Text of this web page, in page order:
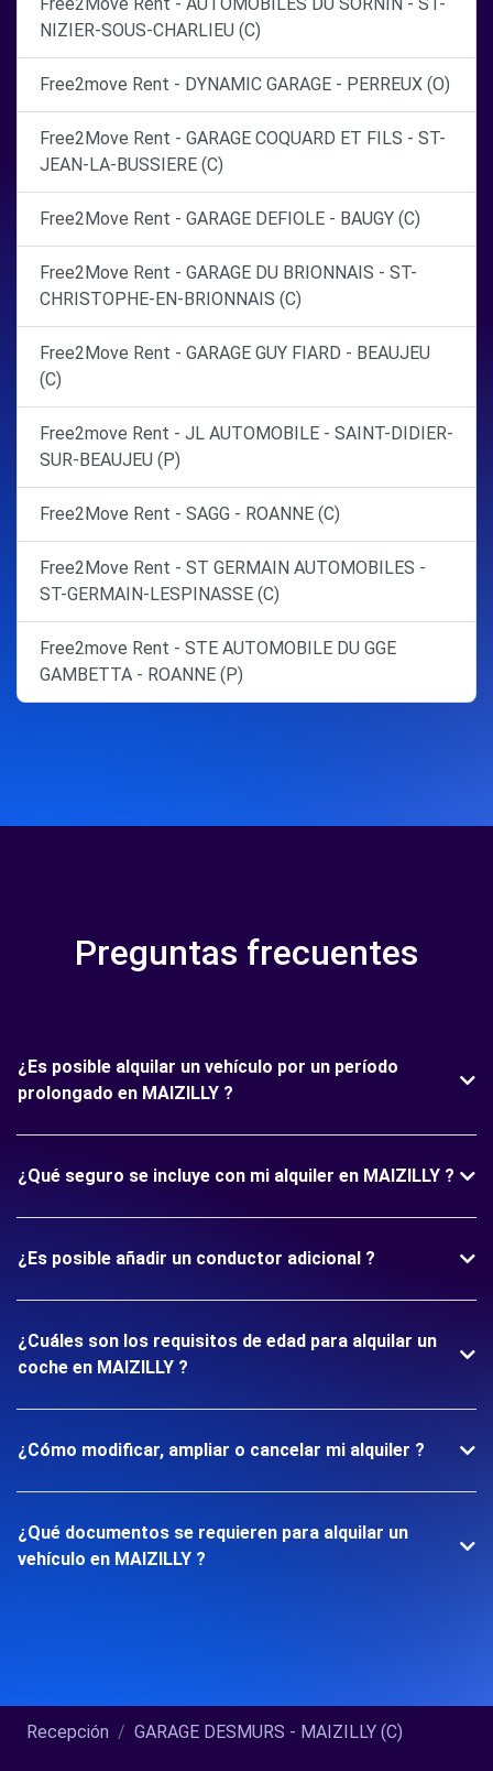
NIZIER-SOUS-CHARLIEU (C)
Free2move Rent - DYNAMIC GARAGE - PERREUX (O)
Free2Move Rent - GARAGE COQUARD ET FILS - ST-
JEAN-LA-BUSSIERE (C)
Free2Move Rent - GARAGE DEFIOLE - BAUGY (C)
Free2Move Rent - GARAGE DU BRIONNAIS - ST-
CHRISTOPHE-EN-BRIONNAIS (C)
Free2Move Rent - GARAGE GUY FIARD - BEAUJEU
(C)
Free2move Rent - JL AUTOMOBILE - SAINT-DIDIER-
SUR-BEAUJEU (P)
Free2Move Rent - SAGG - ROANNE (C)
Free2Move Rent - ST GERMAIN AUTOMOBILES -
ST-GERMAIN-LESPINASSE (C)
Free2move Rent - STE AUTOMOBILE DU GGE
GAMBETTA - ROANNE (P)
Preguntas frecuentes
¿Es posible alquilar un vehículo por un período
prolongado en MAIZILLY ?
¿Qué seguro se incluye con mi alquiler en MAIZILLY ?
¿Es posible añadir un conductor adicional ?
¿Cuáles son los requisitos de edad para alquilar un
coche en MAIZILLY ?
¿Cómo modificar, ampliar o cancelar mi alquiler ?
¿Qué documentos se requieren para alquilar un
vehículo en MAIZILLY ?
Recepción GARAGE DESMURS - MAIZILLY (C)